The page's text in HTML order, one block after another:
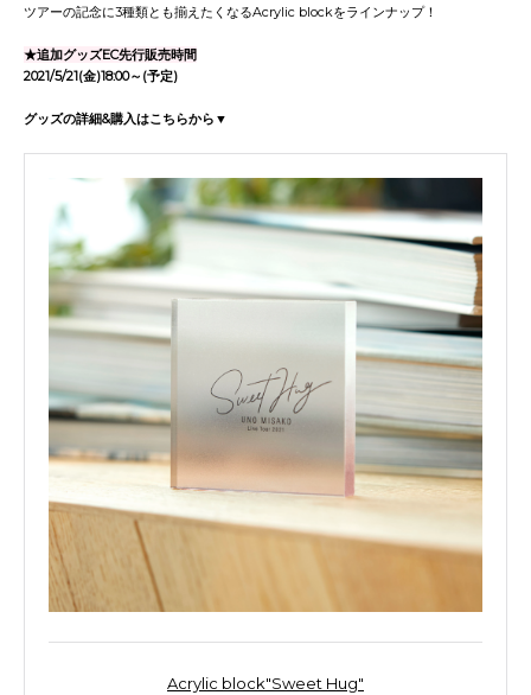
ツアーの記念に3種類とも揃えたくなるAcrylic blockをラインナップ！
★追加グッズEC先行販売時間
2021/5/21(金)18:00～(予定)
グッズの詳細&購入はこちらから▼
Acrylic block"Sweet Hug"